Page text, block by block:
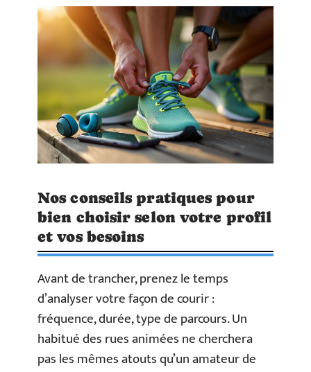
Nos conseils pratiques pour
bien choisir selon votre profil
et vos besoins
Avant de trancher, prenez le temps
d’analyser votre façon de courir :
fréquence, durée, type de parcours. Un
habitué des rues animées ne cherchera
pas les mêmes atouts qu’un amateur de